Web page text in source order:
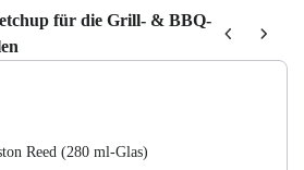
e
für die Grill- & BBQ-
buttons to navigate through product
Reed (280 ml-Glas)